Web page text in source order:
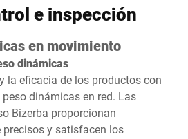
e inspección
en movimiento
dinámicas
la eficacia de los productos con
dinámicas en red. Las
Bizerba proporcionan
precisos y satisfacen los